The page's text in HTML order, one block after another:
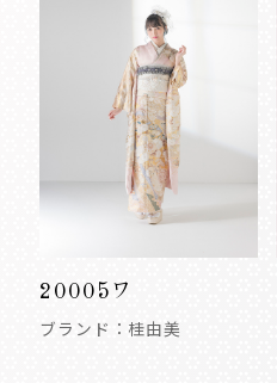
20005ワ
ブランド：桂由美